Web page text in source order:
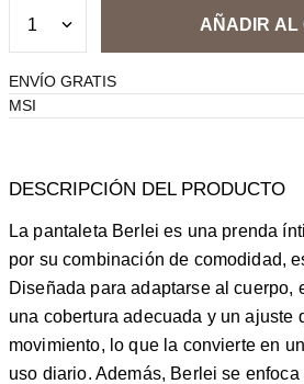
1
ENVÍO GRATIS
MSI
La pantaleta Berlei es una prenda
por su combinación de comodidad,
Diseñada para adaptarse al cuerpo,
una cobertura adecuada y un ajuste
movimiento, lo que la convierte en
uso diario. Además, Berlei se enfoca